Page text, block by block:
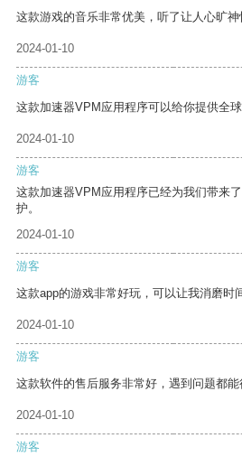
这款游戏的音乐非常优美，听了让人心旷神
2024-01-10
游客
这款加速器VPM应用程序可以给你提供全
2024-01-10
游客
这款加速器VPM应用程序已经为我们带来
护。
2024-01-10
游客
这款app的游戏非常好玩，可以让我消磨时
2024-01-10
游客
这款软件的售后服务非常好，遇到问题都能
2024-01-10
游客